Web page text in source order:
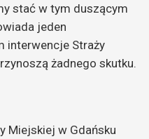
stać w tym duszącym
jeden
interwencje Straży
żadnego skutku.
Miejskiej w Gdańsku